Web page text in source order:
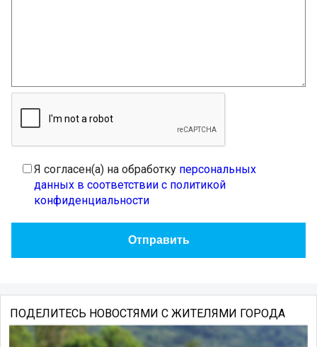
Я согласен(а) на обработку персональных
данных в соответствии с политикой
конфиденциальности
ПОДЕЛИТЕСЬ НОВОСТЯМИ С ЖИТЕЛЯМИ ГОРОДА